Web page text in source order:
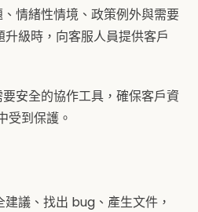
情緒性情境、政策例外與需要
級時，向客服人員提供客戶
安全的協作工具，確保客戶資
受到保護。
議、找出 bug、產生文件，